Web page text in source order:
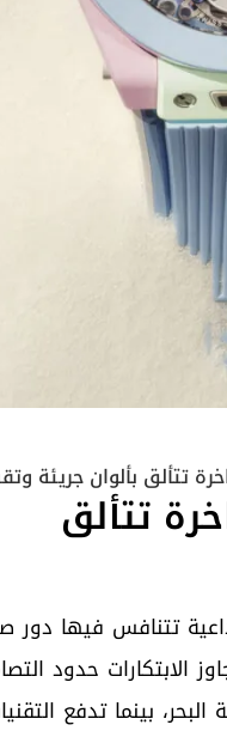
الفاخرة تتألق
تتنافس فيها دور
إصداراتها جرأة وحيوية. وفي صيف عام 2026،
بينما تدفع